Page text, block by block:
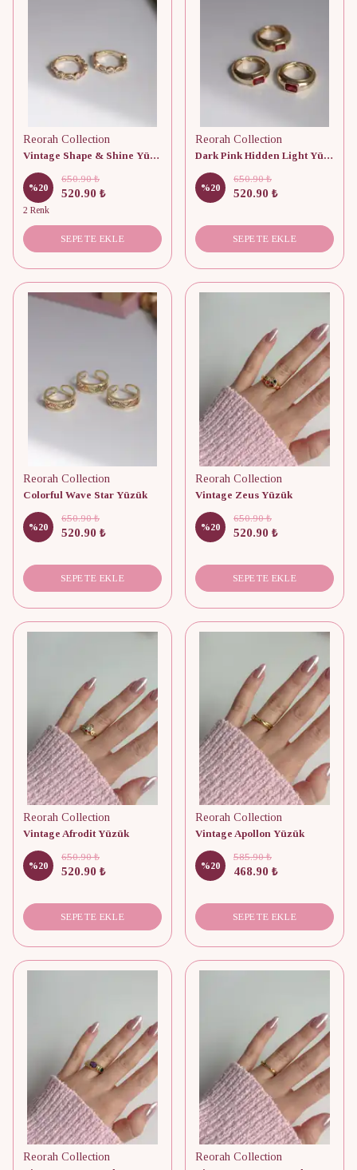
Reorah Collection
Vintage Shape & Shine Yüzük
%20
650.90 ₺
520.90 ₺
2 Renk
SEPETE EKLE
Reorah Collection
Dark Pink Hidden Light Yüzük
%20
650.90 ₺
520.90 ₺
SEPETE EKLE
Reorah Collection
Colorful Wave Star Yüzük
%20
650.90 ₺
520.90 ₺
SEPETE EKLE
Reorah Collection
Vintage Zeus Yüzük
%20
650.90 ₺
520.90 ₺
SEPETE EKLE
Reorah Collection
Vintage Afrodit Yüzük
%20
650.90 ₺
520.90 ₺
SEPETE EKLE
Reorah Collection
Vintage Apollon Yüzük
%20
585.90 ₺
468.90 ₺
SEPETE EKLE
Reorah Collection
Reorah Collection